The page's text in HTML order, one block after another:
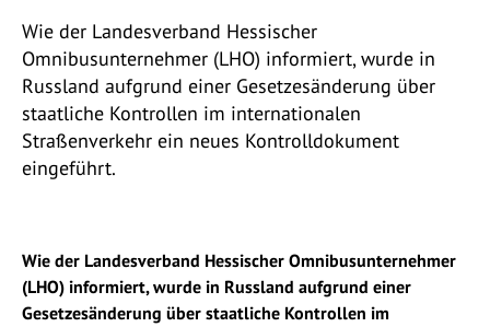
Wie der Landesverband Hessischer
Omnibusunternehmer (LHO) informiert, wurde in
Russland aufgrund einer Gesetzesänderung über
staatliche Kontrollen im internationalen
Straßenverkehr ein neues Kontrolldokument
eingeführt.
Wie der Landesverband Hessischer Omnibusunternehmer
(LHO) informiert, wurde in Russland aufgrund einer
Gesetzesänderung über staatliche Kontrollen im